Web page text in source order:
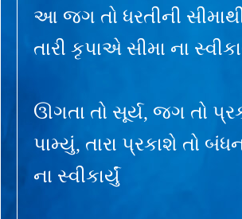
આ જગ તો ધરતીની
તારી કૃપાએ સીમા ના
ઊગતા તો સૂર્ય, જગ તો
પામ્યું, તારા પ્રકાશે તો
ના સ્વીકાર્યું